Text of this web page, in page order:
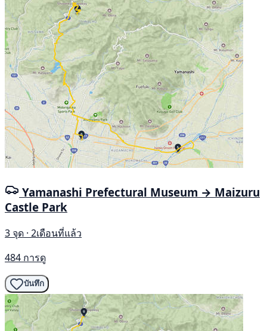
Yamanashi Prefectural Museum → Maizuru
Castle Park
3 จุด · 2เดือนที่แล้ว
484 การดู
บันทึก